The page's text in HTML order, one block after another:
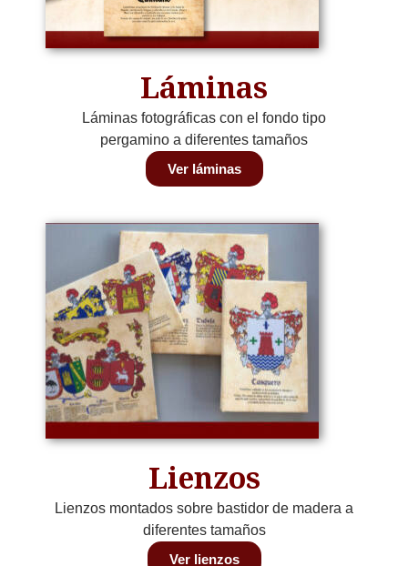
Láminas
Láminas fotográficas con el fondo tipo
pergamino a diferentes tamaños
Ver láminas
Lienzos
Lienzos montados sobre bastidor de madera a
diferentes tamaños
Ver lienzos